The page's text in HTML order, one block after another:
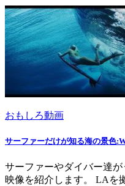
おもしろ動画
サーファーだけが知る海の景色
サーファーやダイバー達
映像を紹介します。 LAを